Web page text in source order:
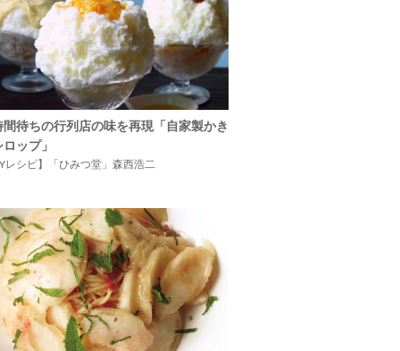
間待ちの行列店の味を再現「自家製かき
ップ」
レシピ】「ひみつ堂」森西浩二